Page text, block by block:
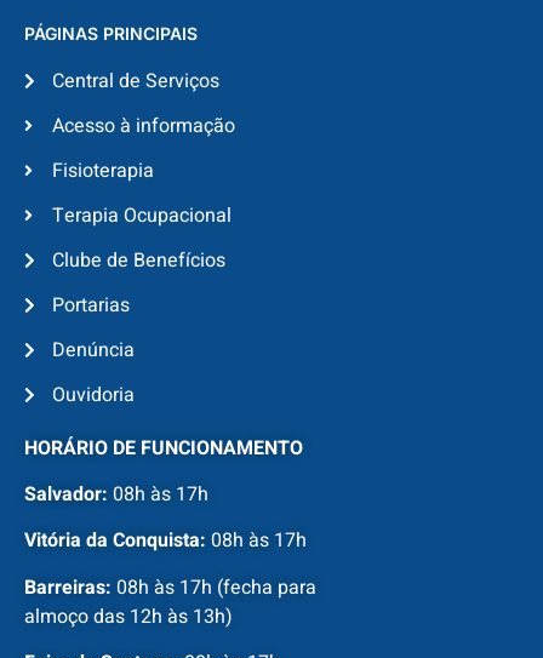
PÁGINAS PRINCIPAIS
Central de Serviços
Acesso à informação
Fisioterapia
Terapia Ocupacional
Clube de Benefícios
Portarias
Denúncia
Ouvidoria
HORÁRIO DE FUNCIONAMENTO
Salvador: 08h às 17h
Vitória da Conquista: 08h às 17h
Barreiras: 08h às 17h (fecha para
almoço das 12h às 13h)